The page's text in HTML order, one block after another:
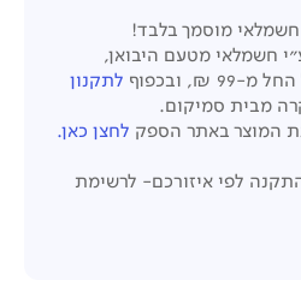
מוסמך בלבד!
חשמלאי מטעם היבואן,
ובכפוף
לתקנון
מבית סמיקום.
המוצר באתר הספקלחצן כאן.
לפי איזורכם- לרשימת